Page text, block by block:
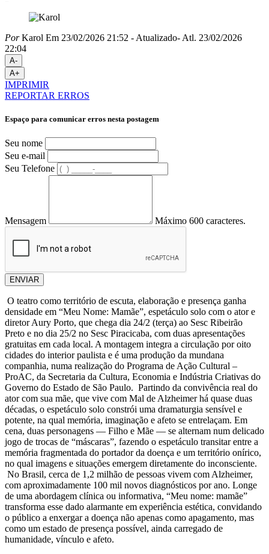
PorKarol Em 23/02/2026 21:52 - Atualizado- Atl. 23/02/2026
22:04
A-
A+
IMPRIMIR
REPORTAR ERROS
Espaço para comunicar erros nesta postagem
Seu nome
Seu e-mail
Seu Telefone
Mensagem Máximo 600 caracteres.
ENVIAR
O teatro como território de escuta, elaboração e presença ganha
densidade em “Meu Nome: Mamãe”, espetáculo solo com o ator e
diretor Aury Porto, que chega dia 24/2 (terça) ao Sesc Ribeirão
Preto e no dia 25/2 no Sesc Piracicaba, com duas apresentações
gratuitas em cada local. A montagem integra a circulação por oito
cidades do interior paulista e é uma produção da mundana
companhia, numa realização do Programa de Ação Cultural –
ProAC, da Secretaria da Cultura, Economia e Indústria Criativas do
Governo do Estado de São Paulo. Partindo da convivência real do
ator com sua mãe, que vive com Mal de Alzheimer há quase duas
décadas, o espetáculo solo constrói uma dramaturgia sensível e
potente, na qual memória, imaginação e afeto se entrelaçam. Em
cena, duas personagens — Filho e Mãe — se alternam num delicado
jogo de trocas de “máscaras”, fazendo o espetáculo transitar entre a
memória fragmentada do portador da doença e um território onírico,
no qual imagens e situações emergem diretamente do inconsciente.
No Brasil, cerca de 1,2 milhão de pessoas vivem com Alzheimer,
com aproximadamente 100 mil novos diagnósticos por ano. Longe
de uma abordagem clínica ou informativa, “Meu nome: mamãe”
transforma esse dado alarmante em experiência estética, convidando
o público a enxergar a doença não apenas como apagamento, mas
como um estado de presença possível, ainda carregado de
humanidade, vínculo e afeto.